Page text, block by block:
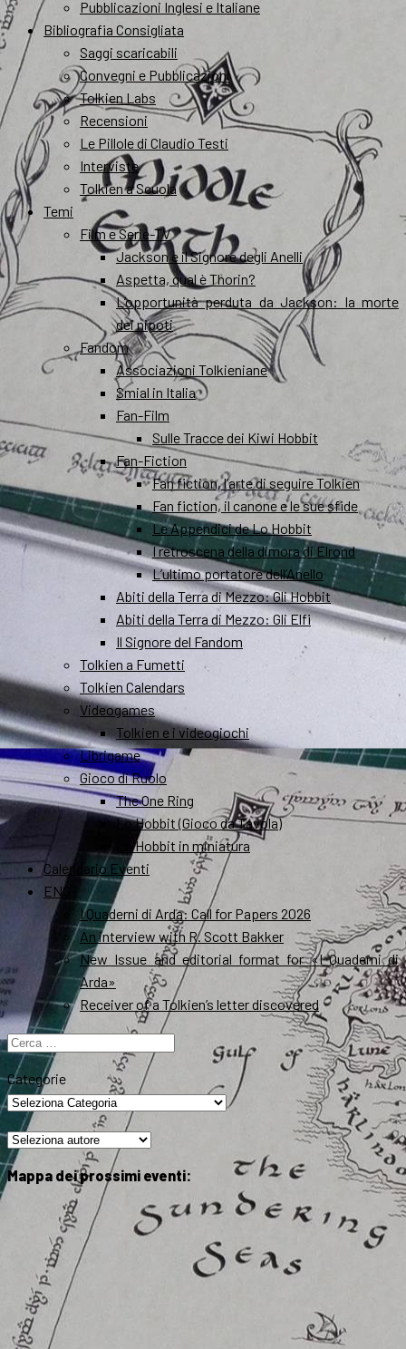
Pubblicazioni Inglesi e Italiane
Bibliografia Consigliata
Saggi scaricabili
Convegni e Pubblicazioni
Tolkien Labs
Recensioni
Le Pillole di Claudio Testi
Interviste
Tolkien a Scuola
Temi
Film e Serie-TV
Jackson e il Signore degli Anelli
Aspetta, qual è Thorin?
L’opportunità perduta da Jackson: la morte
dei nipoti
Fandom
Associazioni Tolkieniane
Smial in Italia
Fan-Film
Sulle Tracce dei Kiwi Hobbit
Fan-Fiction
Fan fiction, l’arte di seguire Tolkien
Fan fiction, il canone e le sue sfide
Le Appendici de Lo Hobbit
I retroscena della dimora di Elrond
L’ultimo portatore dell’Anello
Abiti della Terra di Mezzo: Gli Hobbit
Abiti della Terra di Mezzo: Gli Elfi
Il Signore del Fandom
Tolkien a Fumetti
Tolkien Calendars
Videogames
Tolkien e i videogiochi
Librigame
Gioco di Ruolo
The One Ring
Lo Hobbit (Gioco da Tavola)
Lo Hobbit in miniatura
Calendario Eventi
ENG
I Quaderni di Arda: Call for Papers 2026
An interview with R. Scott Bakker
New Issue and editorial format for «I Quaderni di
Arda»
Receiver of a Tolkien’s letter discovered
Ricerca
per:
Categorie
Mappa dei prossimi eventi: